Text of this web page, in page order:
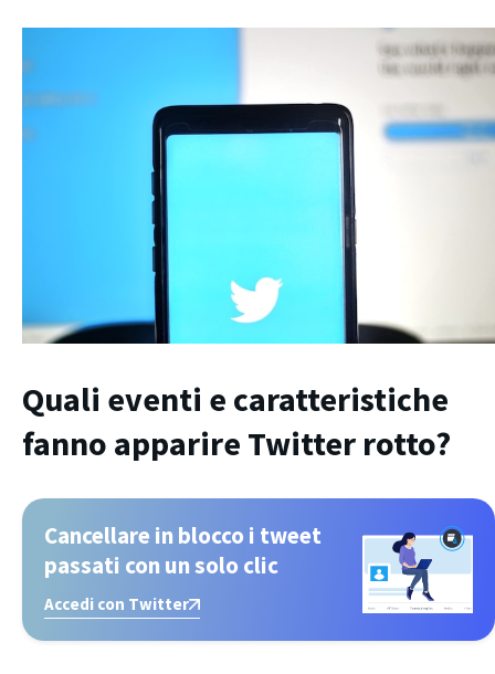
Quali eventi e caratteristiche
fanno apparire Twitter rotto?
Cancellare in blocco i tweet
passati con un solo clic
Accedi con Twitter